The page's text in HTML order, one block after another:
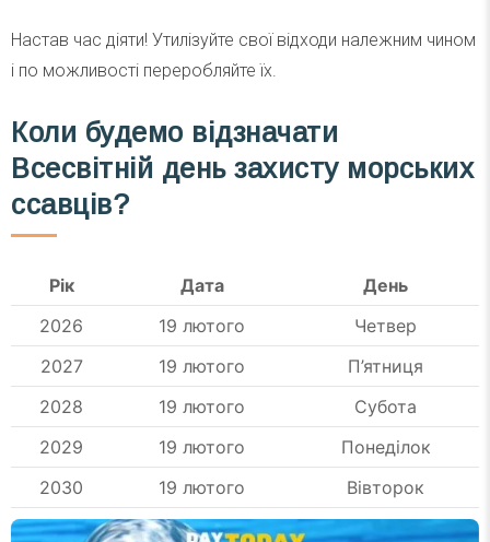
Настав час діяти! Утилізуйте свої відходи належним чином
і по можливості переробляйте їх.
Коли будемо відзначати
Всесвітній день захисту морських
ссавців?
Рік Дата
День
2026
19 лютого
Четвер
2027
19 лютого
П’ятниця
2028
19 лютого
Субота
2029
19 лютого
Понеділок
2030
19 лютого Вівторок